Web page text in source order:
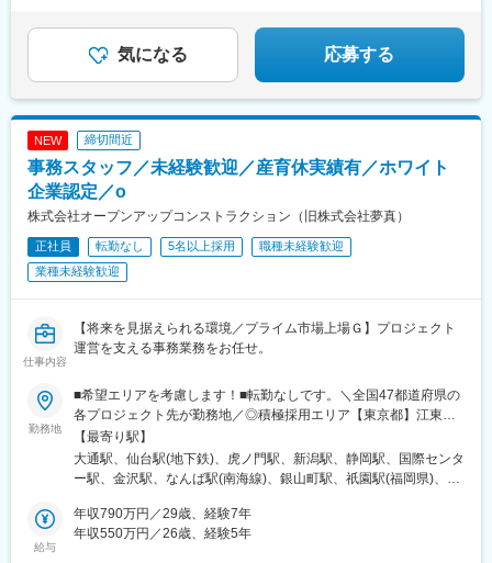
駅、鹿児島中央駅、水道町駅、下板橋駅
塚駅、岩国駅、京急川崎駅、堅田駅、長浜駅、浅草駅(ＴＸ)、原木
中山駅、柴崎駅、石津北駅、五反野駅、江戸橋駅、泉福寺駅、船
橋競馬場駅、新越谷駅、桃山南口駅、新大津駅、駒川中野駅、八
景島駅、八景水谷駅、和泉多摩川駅、ときわ台駅(東京都)、屋島
駅、鶴見緑地駅、海老名駅(相鉄・小田急)、乃木坂駅、青葉通一番
町駅、駅前大通駅、水天宮前駅、川越駅、宇宿駅、和歌山駅、太
子堂駅、二軒茶屋駅(鹿児島県)、西新井大師西駅、布田駅、新鎌ケ
谷駅、溜池山王駅、川崎駅、田原町駅(東京都)、下総中山駅、石津
駅(大阪府)、新正駅、六地蔵駅(京都市営)、海の公園南口駅、琴電
屋島駅、勾当台公園駅、豊橋駅、茅場町駅、川越市駅、脇田駅、
赤坂見附駅、浅草駅
塚駅、鳩ケ谷駅、川越駅、狭山ケ丘駅、若葉駅、南越谷駅、飯岡
駅、京成成田駅、柏たなか駅、逆井駅、初石駅、新松戸駅、東海
神駅、鬼越駅、印西牧の原駅、千葉寺駅、スポーツセンター駅、
大学駅、新小金井駅、立飛駅、武蔵小金井駅、北綾瀬駅、北八王
子駅、用賀駅、新大久保駅、町田駅、百合ケ丘駅、たまプラーザ
駅、小机駅、西横浜駅、港南台駅、二俣川駅、古淵駅、八丁畷
駅、向河原駅、県立大学駅、本鵠沼駅、海老名駅(相鉄・小田急)、
本厚木駅、秦野駅、宮山駅、国府津駅、国母駅、南甲府駅、月江
寺駅、上田駅、佐久平駅、市役所前駅(長野県)、北長野駅、茅野
駅、伊那市駅、平田駅(長野県)、松本駅、豊科駅、鼎駅、長野駅、
小針駅、越後石山駅、新潟駅、直江津駅、長岡駅、燕三条駅、越
前東郷駅、追分口駅、敦賀駅、新静岡駅、大場駅、沼津駅、吉原
駅、掛川駅、遠江一宮駅、御厨駅(静岡県)、遠州小松駅、天竜川
駅、新浜松駅、高師駅、西岡崎駅、桜町前駅、三河豊田駅、平針
芸大通駅、熱田駅、春日井駅(中央本線)、蟹江駅、稲沢駅、土岐市
駅、新可児駅、六軒駅(岐阜県)、西岐阜駅、東大垣駅、美乃坂本
駅、高山駅、益生駅、白子駅、南四日市駅、南が丘駅、櫛田駅、
名張駅、長浜駅、南彦根駅、南草津駅、近江八幡駅、錦駅、丹波
口駅、淀駅、六地蔵駅(京阪線)、千代川駅、福知山駅、西舞鶴駅、
学研奈良登美ケ丘駅、新大宮駅、大和八木駅、摂津富田駅、星ケ
丘駅(大阪府)、箕面萱野駅、鶴見緑地駅、今宮戎駅、なかもず駅、
萩原天神駅、和泉中央駅、長滝駅、宮前駅、六十谷駅、滝野駅、
尾上の松駅、西宮北口駅、神戸駅(兵庫県)、飾磨駅、京口駅、伊丹
圧倒的な商品力が、あなたの提案をバックアップしま
す！
気になる 応募する
NEW 締切間近
事務スタッフ／未経験歓迎／産育休実績有／ホワイト
企業認定／o
株式会社オープンアップコンストラクション（旧株式会社夢真）
正社員 転勤なし 5名以上採用
職種未経験歓迎
業種未経験歓迎
仕事内容
【将来を見据えられる環境／プライム市場上場Ｇ】プロジェクト
運営を支える事務業務をお任せ。
勤務地
■希望エリアを考慮します！■転勤なしです。＼全国47都道府県の
各プロジェクト先が勤務地／◎積極採用エリア【東京都】江東
区、渋谷区、新宿区、大田区、調布市、八王子市【神奈川県】横
浜市、川崎市、横須賀市【埼玉県】さいたま市、川口市【千葉
県】千葉市、船橋市★U・Iターン歓迎★車通勤OK（配属先によ
地もあり）★「転勤なし」を選択の際は条件などが多少変動いた
します。面接の際にご質問ください。◎本社東京都港区◎営業所
【最寄り駅】
大通駅、仙台駅(地下鉄)、虎ノ門駅、新潟駅、静岡駅、国際センタ
ー駅、金沢駅、なんば駅(南海線)、銀山町駅、祇園駅(福岡県)、県
駅、代官山駅、代々木上原駅、明治神宮前駅、南新宿駅、高田馬
場駅、四ツ谷駅、新宿三丁目駅、新宿西口駅、初台駅、西新宿
給与
年収790万円／29歳、経験7年
年収550万円／26歳、経験5年